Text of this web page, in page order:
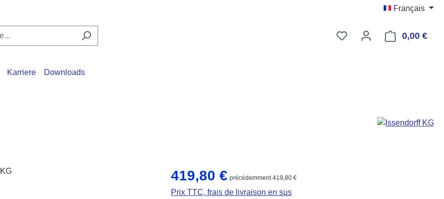
Français
Vous avez 0 articles
0,00 €Le
Karriere Downloads
Prix régulier :
419,80 € précédemment 419,80 €
Prix TTC, frais de livraison en sus